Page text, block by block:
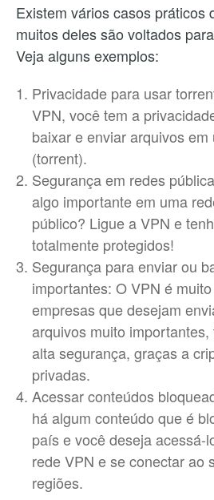
Existem vários casos práticos
muitos deles são voltados
Veja alguns exemplos:
Privacidade para usar
VPN, você tem a
baixar e enviar arquivos em
(torrent).
Segurança em redes
algo importante em uma
público? Ligue a VPN e
totalmente protegidos!
Segurança para enviar ou
importantes: O VPN é
empresas que desejam
arquivos muito
alta segurança, graças a
privadas.
Acessar conteúdos
há algum conteúdo que é
país e você deseja acessá-
rede VPN e se conectar ao
regiões.